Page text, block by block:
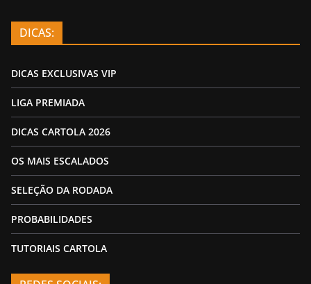
DICAS:
DICAS EXCLUSIVAS VIP
LIGA PREMIADA
DICAS CARTOLA 2026
OS MAIS ESCALADOS
SELEÇÃO DA RODADA
PROBABILIDADES
TUTORIAIS CARTOLA